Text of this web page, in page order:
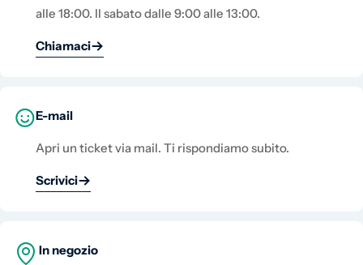
alle 18:00. Il sabato dalle 9:00 alle 13:00.
Chiamaci
E-mail
Apri un ticket via mail. Ti rispondiamo subito.
Scrivici
In negozio